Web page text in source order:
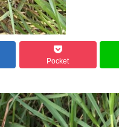
Pocket